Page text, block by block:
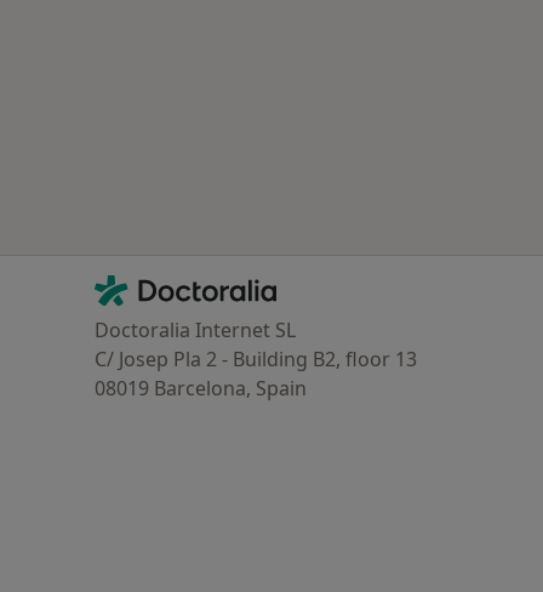
Contacto
Doctoralia - Homepage
Doctoralia Internet SL
C/ Josep Pla 2 - Building B2, floor 13
08019 Barcelona, Spain